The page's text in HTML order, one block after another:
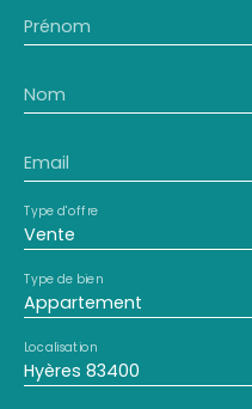
Prénom
Nom
Email
Vente
Type d'offre
Appartement
Type de bien
Hyères 83400
Localisation